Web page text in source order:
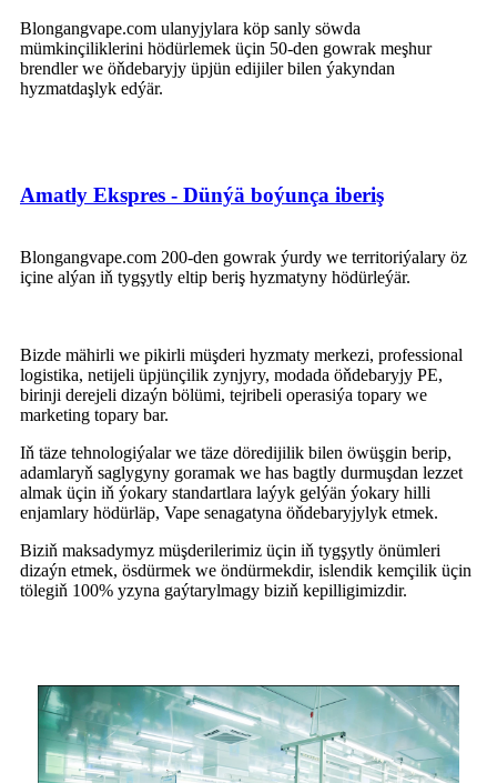
Blongangvape.com ulanyjylara köp sanly söwda
mümkinçiliklerini hödürlemek üçin 50-den gowrak meşhur
brendler we öňdebaryjy üpjün edijiler bilen ýakyndan
hyzmatdaşlyk edýär.
Amatly Ekspres - Dünýä boýunça iberiş
Blongangvape.com 200-den gowrak ýurdy we territoriýalary öz
içine alýan iň tygşytly eltip beriş hyzmatyny hödürleýär.
Bizde mähirli we pikirli müşderi hyzmaty merkezi, professional
logistika, netijeli üpjünçilik zynjyry, modada öňdebaryjy PE,
birinji derejeli dizaýn bölümi, tejribeli operasiýa topary we
marketing topary bar.
Iň täze tehnologiýalar we täze döredijilik bilen öwüşgin berip,
adamlaryň saglygyny goramak we has bagtly durmuşdan lezzet
almak üçin iň ýokary standartlara laýyk gelýän ýokary hilli
enjamlary hödürläp, Vape senagatyna öňdebaryjylyk etmek.
Biziň maksadymyz müşderilerimiz üçin iň tygşytly önümleri
dizaýn etmek, ösdürmek we öndürmekdir, islendik kemçilik üçin
tölegiň 100% yzyna gaýtarylmagy biziň kepilligimizdir.